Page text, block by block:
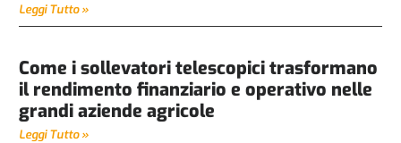
Leggi Tutto »
Come i sollevatori telescopici trasformano
il rendimento finanziario e operativo nelle
grandi aziende agricole
Leggi Tutto »